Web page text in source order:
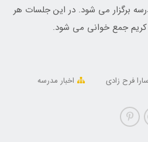
ی مدرسه برگزار می شود. در این جلسات هر
کریم جمع خوانی می شود.
سارا فرح زادی اخبار مدرسه